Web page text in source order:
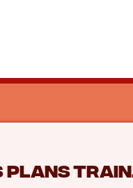
plans